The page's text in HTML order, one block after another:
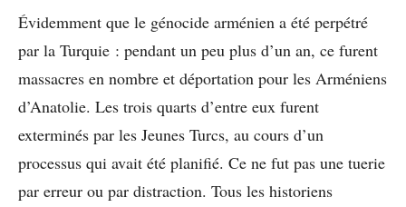
Évidemment que le génocide arménien a été perpétré
par la Turquie : pendant un peu plus d’un an, ce furent
massacres en nombre et déportation pour les Arméniens
d’Anatolie. Les trois quarts d’entre eux furent
exterminés par les Jeunes Turcs, au cours d’un
processus qui avait été planifié. Ce ne fut pas une tuerie
par erreur ou par distraction. Tous les historiens